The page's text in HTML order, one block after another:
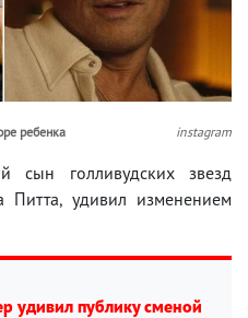
ребенка instagram
сын голливудских звезд
удивил изменением
удивил публику сменой